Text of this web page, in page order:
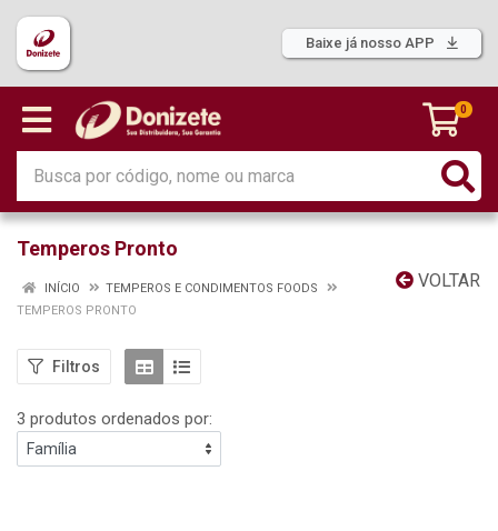
Baixe já nosso APP
0
Temperos Pronto
VOLTAR
INÍCIO
TEMPEROS E CONDIMENTOS FOODS
TEMPEROS PRONTO
Filtros
3 produtos ordenados por: